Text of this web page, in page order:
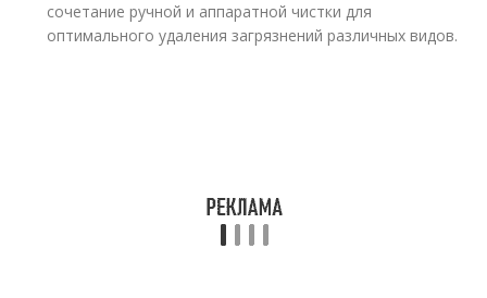
сочетание ручной и аппаратной чистки для
оптимального удаления загрязнений различных видов.